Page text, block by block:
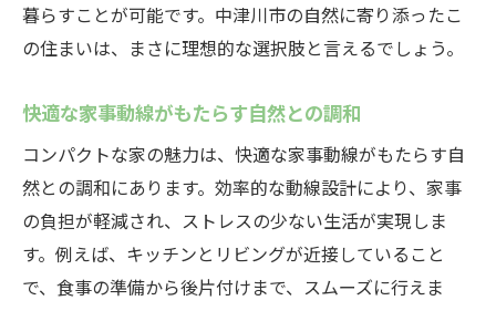
暮らすことが可能です。中津川市の自然に寄り添ったこ
の住まいは、まさに理想的な選択肢と言えるでしょう。
快適な家事動線がもたらす自然との調和
コンパクトな家の魅力は、快適な家事動線がもたらす自
然との調和にあります。効率的な動線設計により、家事
の負担が軽減され、ストレスの少ない生活が実現しま
す。例えば、キッチンとリビングが近接していること
で、食事の準備から後片付けまで、スムーズに行えま